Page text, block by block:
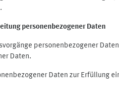
personenbezogener Daten
personenbezogener
Daten.
Daten zur Erfüllung